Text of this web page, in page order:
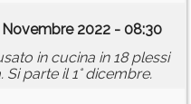
2022 - 08:30
in cucina in 18 plessi
parte il 1° dicembre.